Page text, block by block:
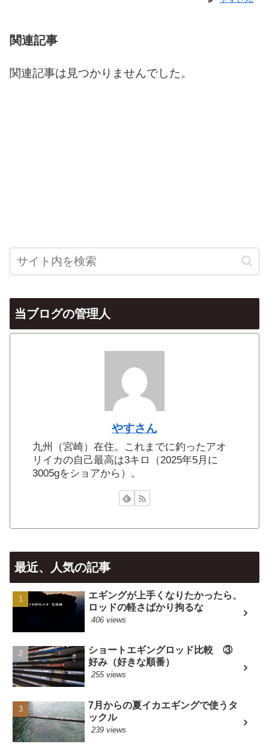
関連記事
関連記事は見つかりませんでした。
当ブログの管理人
やすさん
九州（宮崎）在住。これまでに釣ったアオ
リイカの自己最高は3キロ（2025年5月に
3005gをショアから）。
最近、人気の記事
エギングが上手くなりたかったら、
ロッドの軽さばかり拘るな
406 views
ショートエギングロッド比較 ③
好み（好きな順番）
255 views
7月からの夏イカエギングで使うタ
ックル
239 views